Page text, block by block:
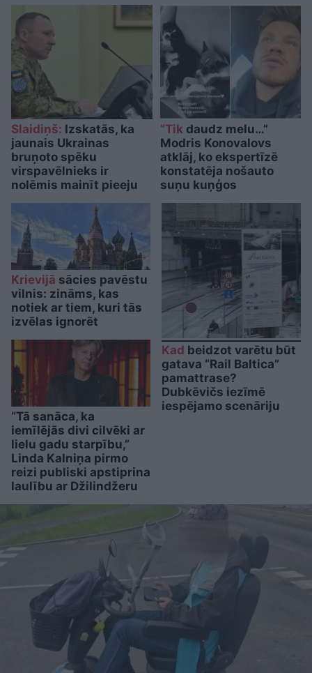
Slaidiņš: Izskatās, ka
jaunais Ukrainas
bruņoto spēku
virspavēlnieks ir
nolēmis mainīt pieeju
“Tik daudz melu…”
Modris Konovalovs
atklāj, ko ekspertīzē
konstatēja nošauto
suņu kuņģos
Krievijā sācies pavēstu
vilnis: zināms, kas
notiek ar tiem, kuri tās
izvēlas ignorēt
“Tā sanāca, ka
iemīlējās divi cilvēki ar
lielu gadu starpību,”
Linda Kalniņa pirmo
reizi publiski apstiprina
laulību ar Džilindžeru
Kad beidzot varētu būt
gatava “Rail Baltica”
pamattrase?
Dubkēvičs iezīmē
iespējamo scenāriju